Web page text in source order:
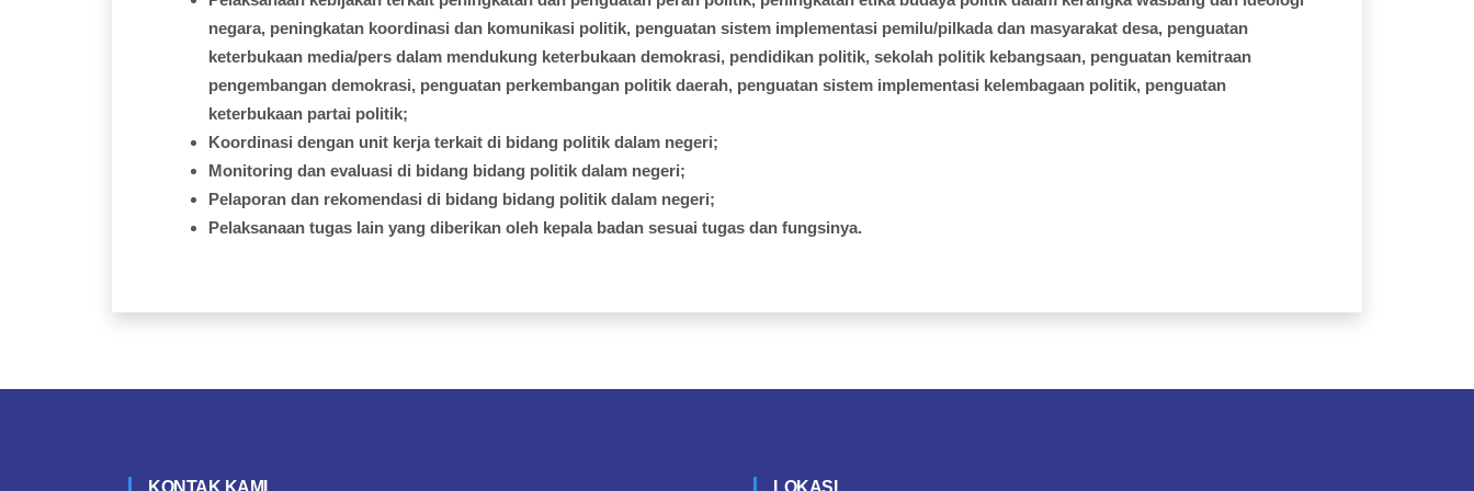
negara, peningkatan koordinasi dan komunikasi politik, penguatan sistem implementasi pemilu/pilkadadan masyarakat desa, penguatan
keterbukaan media/pers dalam mendukung keterbukaan demokrasi, pendidikan politik, sekolah politik kebangsaan, penguatan kemitraan
pengembangan demokrasi, penguatan perkembangan politik daerah, penguatan sistem implementasi kelembagaan politik, penguatan
keterbukaan partai politik;
Koordinasi dengan unit kerja terkait di bidang politik dalam negeri;
Monitoring dan evaluasi di bidang bidang politik dalam negeri;
Pelaporan dan rekomendasi di bidang bidang politik dalam negeri;
Pelaksanaan tugas lain yang diberikan oleh kepalabadan sesuai tugas dan fungsinya.
KONTAK KAMI LOKASI